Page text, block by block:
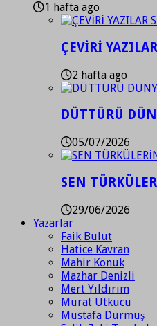
1 hafta ago
ÇEVİRİ
2 hafta ago
DÜTTÜRÜ
05/07/2026
SEN
29/06/2026
Yazarlar
Faik Bulut
Hatice Kavran
Mahir Konuk
Mazhar Denizli
Mert Yıldırım
Murat Utkucu
Mustafa Durmuş